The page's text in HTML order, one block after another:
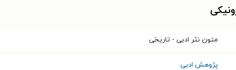
متون نثر ادبی - تاریخی
پژوهش ادبی